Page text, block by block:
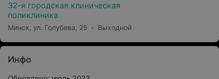
32-я городская клиническая
поликлиника
Минск, ул. Голубева, 25 Выходной
Инфо